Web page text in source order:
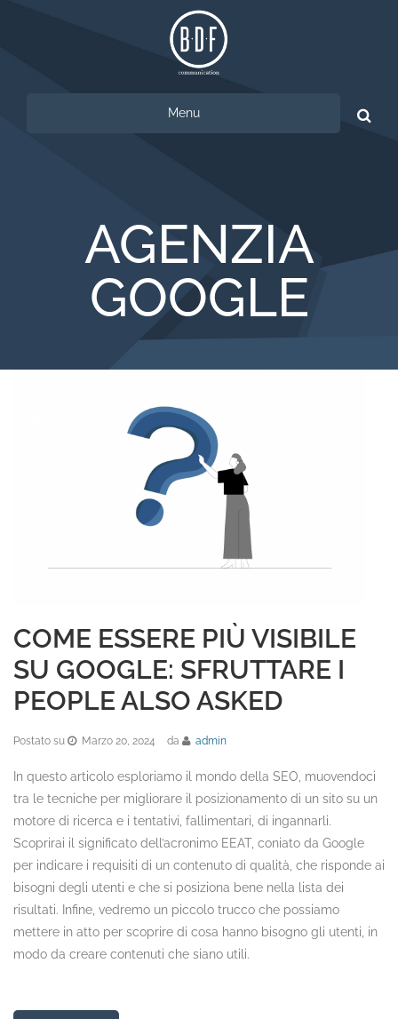
Menu
Ricerca
AGENZIA
GOOGLE
COME ESSERE PIÙ VISIBILE
SU GOOGLE: SFRUTTARE I
PEOPLE ALSO ASKED
Postato su Marzo 20, 2024 da admin
In questo articolo esploriamo il mondo della SEO, muovendoci
tra le tecniche per migliorare il posizionamento di un sito su un
motore di ricerca e i tentativi, fallimentari, di ingannarli.
Scoprirai il significato dell’acronimo EEAT, coniato da Google
per indicare i requisiti di un contenuto di qualità, che risponde ai
bisogni degli utenti e che si posiziona bene nella lista dei
risultati. Infine, vedremo un piccolo trucco che possiamo
mettere in atto per scoprire di cosa hanno bisogno gli utenti, in
modo da creare contenuti che siano utili.